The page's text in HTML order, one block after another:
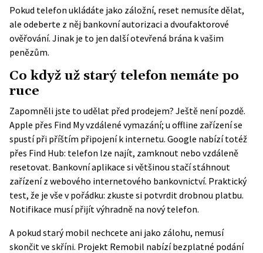
Pokud telefon ukládáte jako záložní, reset nemusíte dělat,
ale odeberte z něj bankovní autorizaci a dvoufaktorové
ověřování. Jinak je to jen další otevřená brána k vašim
penězům.
Co když už starý telefon nemáte po
ruce
Zapomněli jste to udělat před prodejem? Ještě není pozdě.
Apple přes Find My vzdálené vymazání; u offline zařízení se
spustí při příštím připojení k internetu. Google nabízí totéž
přes Find Hub: telefon lze najít, zamknout nebo vzdáleně
resetovat. Bankovní aplikace si většinou stačí stáhnout
zařízení z webového internetového bankovnictví. Praktický
test, že je vše v pořádku: zkuste si potvrdit drobnou platbu.
Notifikace musí přijít výhradně na nový telefon.
A pokud starý mobil nechcete ani jako zálohu, nemusí
skončit ve skříni. Projekt Remobil nabízí bezplatné podání